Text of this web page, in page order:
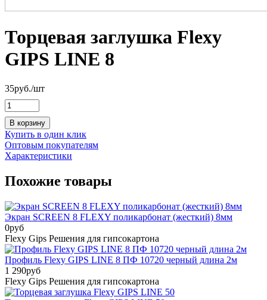
Торцевая заглушка Flexy
GIPS LINE 8
35руб./шт
В корзину
Купить в один клик
Оптовым покупателям
Характеристики
Похожие товары
Экран SCREEN 8 FLEXY поликарбонат (жесткий) 8мм
0руб
Flexy Gips Решения для гипсокартона
Профиль Flexy GIPS LINE 8 ПФ 10720 черный длина 2м
1 290руб
Flexy Gips Решения для гипсокартона